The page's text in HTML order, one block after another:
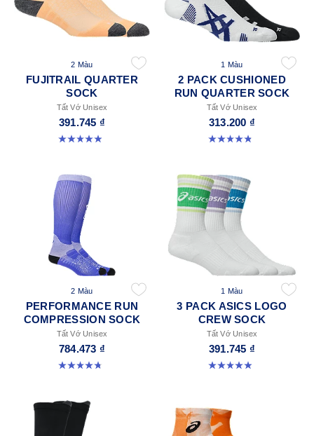
2 Màu
FUJITRAIL QUARTER
SOCK
Tất Vớ Unisex
391.745 ₫
4.9 trong số 5 sao. 162 đánh giá
1 Màu
2 PACK CUSHIONED
RUN QUARTER SOCK
Tất Vớ Unisex
313.200 ₫
4.8 trong số 5 sao. 35 đánh giá
2 Màu
PERFORMANCE RUN
COMPRESSION SOCK
Tất Vớ Unisex
784.473 ₫
4.8 trong số 5 sao. 28 đánh giá
1 Màu
3 PACK ASICS LOGO
CREW SOCK
Tất Vớ Unisex
391.745 ₫
4.9 trong số 5 sao. 58 đánh giá